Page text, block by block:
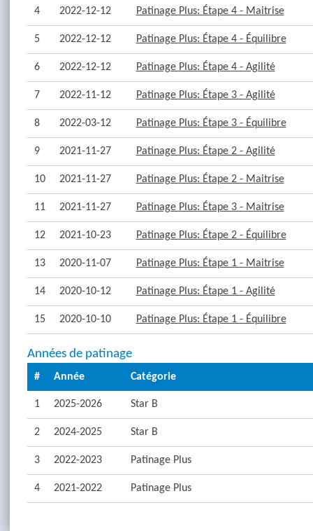
4 2022-12-12 Patinage Plus: Étape 4 - Maitrise
5 2022-12-12 Patinage Plus: Étape 4 - Équilibre
6 2022-12-12 Patinage Plus: Étape 4 - Agilité
7 2022-11-12 Patinage Plus: Étape 3 - Agilité
8 2022-03-12 Patinage Plus: Étape 3 - Équilibre
9 2021-11-27 Patinage Plus: Étape 2 - Agilité
10 2021-11-27 Patinage Plus: Étape 2 - Maitrise
11 2021-11-27 Patinage Plus: Étape 3 - Maitrise
12 2021-10-23 Patinage Plus: Étape 2 - Équilibre
13 2020-11-07 Patinage Plus: Étape 1 - Maitrise
14 2020-10-12 Patinage Plus: Étape 1 - Agilité
15 2020-10-10 Patinage Plus: Étape 1 - Équilibre
Années de patinage
# Année Catégorie
1 2025-2026 Star B
2 2024-2025 Star B
3 2022-2023 Patinage Plus
4 2021-2022 Patinage Plus